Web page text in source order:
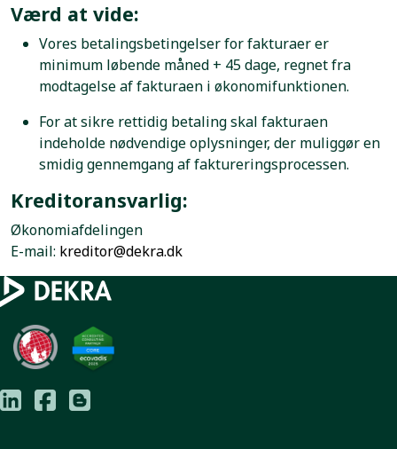
Værd at vide:
Vores betalingsbetingelser for fakturaer er
minimum løbende måned + 45 dage, regnet fra
modtagelse af fakturaen i økonomifunktionen.
For at sikre rettidig betaling skal fakturaen
indeholde nødvendige oplysninger, der muliggør en
smidig gennemgang af faktureringsprocessen.
Kreditoransvarlig:
Økonomiafdelingen
E-mail: kreditor@dekra.dk
▶